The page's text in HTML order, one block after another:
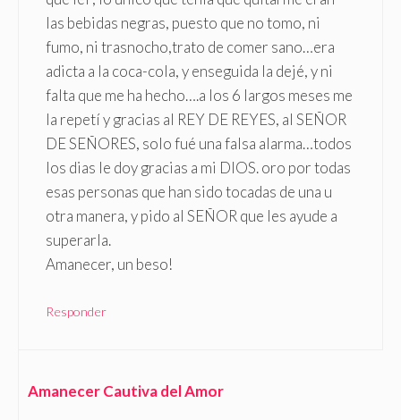
las bebidas negras, puesto que no tomo, ni
fumo, ni trasnocho,trato de comer sano…era
adicta a la coca-cola, y enseguida la dejé, y ni
falta que me ha hecho….a los 6 largos meses me
la repetí y gracias al REY DE REYES, al SEÑOR
DE SEÑORES, solo fué una falsa alarma…todos
los dias le doy gracias a mi DIOS. oro por todas
esas personas que han sido tocadas de una u
otra manera, y pido al SEÑOR que les ayude a
superarla.
Amanecer, un beso!
Responder
Amanecer Cautiva del Amor